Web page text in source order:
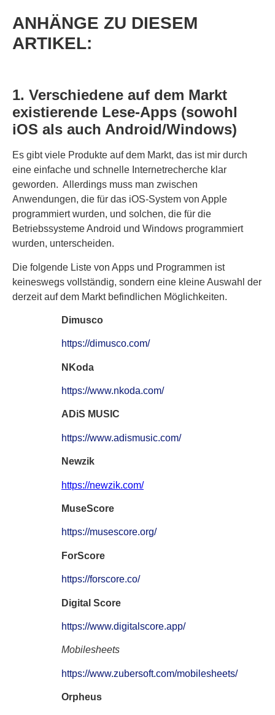
ANHÄNGE ZU DIESEM
ARTIKEL:
1. Verschiedene auf dem Markt
existierende Lese-Apps (sowohl
iOS als auch Android/Windows)
Es gibt viele Produkte auf dem Markt, das ist mir durch
eine einfache und schnelle Internetrecherche klar
geworden. Allerdings muss man zwischen
Anwendungen, die für das iOS-System von Apple
programmiert wurden, und solchen, die für die
Betriebssysteme Android und Windows programmiert
wurden, unterscheiden.
Die folgende Liste von Apps und Programmen ist
keineswegs vollständig, sondern eine kleine Auswahl der
derzeit auf dem Markt befindlichen Möglichkeiten.
Dimusco
https://dimusco.com/
NKoda
https://www.nkoda.com/
ADiS MUSIC
https://www.adismusic.com/
Newzik
https://newzik.com/
MuseScore
https://musescore.org/
ForScore
https://forscore.co/
Digital Score
https://www.digitalscore.app/
Mobilesheets
https://www.zubersoft.com/mobilesheets/
Orpheus